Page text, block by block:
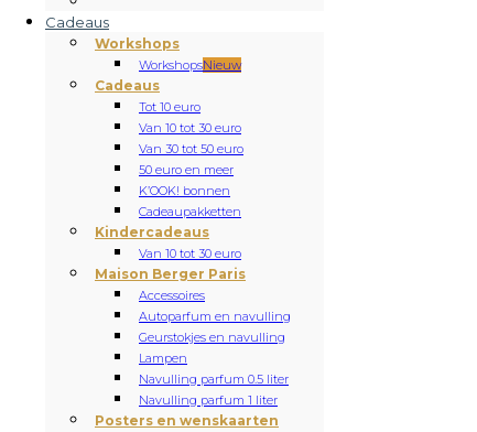
Cadeaus
Workshops
WorkshopsNieuw
Cadeaus
Tot 10 euro
Van 10 tot 30 euro
Van 30 tot 50 euro
50 euro en meer
K’OOK! bonnen
Cadeaupakketten
Kindercadeaus
Van 10 tot 30 euro
Maison Berger Paris
Accessoires
Autoparfum en navulling
Geurstokjes en navulling
Lampen
Navulling parfum 0.5 liter
Navulling parfum 1 liter
Posters en wenskaarten